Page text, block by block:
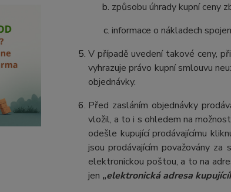
způsobu úhrady kupní ceny
informace o nákladech
V případě uvedení takové ceny,
vyhrazuje právo kupní smlouvu
objednávky.
Před zasláním objednávky
vložil, a to i s ohledem na
odešle kupující prodávajícímu
jsou prodávajícím považovány
elektronickou poštou, a to na
jen „elektronická adresa